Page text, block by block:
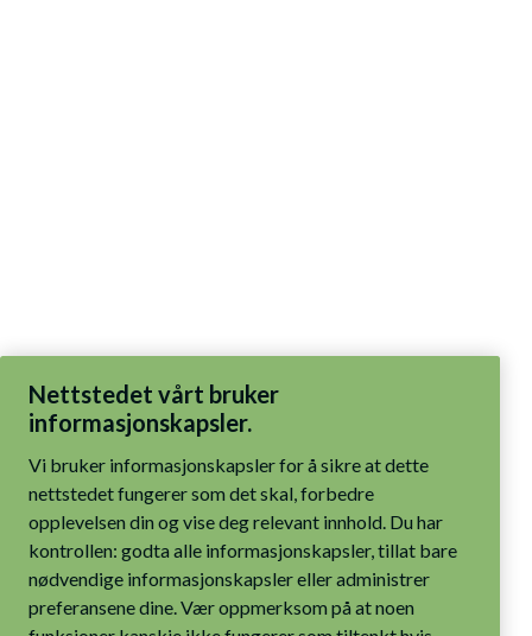
Nettstedet vårt bruker
informasjonskapsler.
nettstedet fungerer som det skal, forbedre
opplevelsen din og vise deg relevant innhold. Du har
kontrollen: godta alle informasjonskapsler, tillat bare
nødvendige informasjonskapsler eller administrer
preferansene dine. Vær oppmerksom på at noen
funksjoner kanskje ikke fungerer som tiltenkt hvis